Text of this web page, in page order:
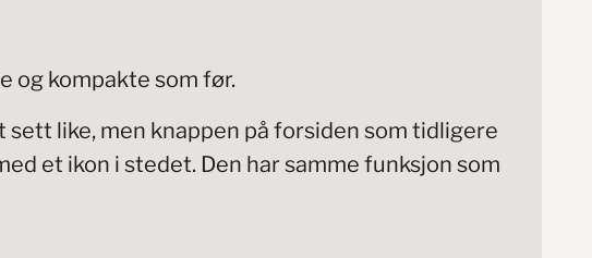
og kompakte som før.
like, men knappen på forsiden som tidligere
et ikon i stedet. Den har samme funksjon som